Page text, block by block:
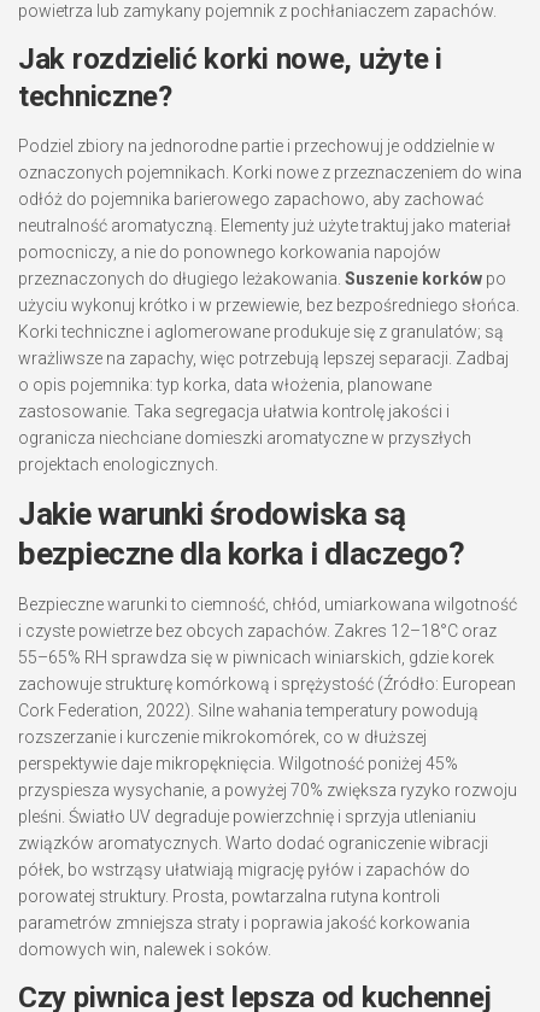
powietrza lub zamykany pojemnik z pochłaniaczem zapachów.
Jak rozdzielić korki nowe, użyte i
techniczne?
Podziel zbiory na jednorodne partie i przechowuj je oddzielnie w
oznaczonych pojemnikach. Korki nowe z przeznaczeniem do wina
odłóż do pojemnika barierowego zapachowo, aby zachować
neutralność aromatyczną. Elementy już użyte traktuj jako materiał
pomocniczy, a nie do ponownego korkowania napojów
przeznaczonych do długiego leżakowania. Suszenie korków po
użyciu wykonuj krótko i w przewiewie, bez bezpośredniego słońca.
Korki techniczne i aglomerowane produkuje się z granulatów; są
wrażliwsze na zapachy, więc potrzebują lepszej separacji. Zadbaj
o opis pojemnika: typ korka, data włożenia, planowane
zastosowanie. Taka segregacja ułatwia kontrolę jakości i
ogranicza niechciane domieszki aromatyczne w przyszłych
projektach enologicznych.
Jakie warunki środowiska są
bezpieczne dla korka i dlaczego?
Bezpieczne warunki to ciemność, chłód, umiarkowana wilgotność
i czyste powietrze bez obcych zapachów. Zakres 12–18°C oraz
55–65% RH sprawdza się w piwnicach winiarskich, gdzie korek
zachowuje strukturę komórkową i sprężystość (Źródło: European
Cork Federation, 2022). Silne wahania temperatury powodują
rozszerzanie i kurczenie mikrokomórek, co w dłuższej
perspektywie daje mikropęknięcia. Wilgotność poniżej 45%
przyspiesza wysychanie, a powyżej 70% zwiększa ryzyko rozwoju
pleśni. Światło UV degraduje powierzchnię i sprzyja utlenianiu
związków aromatycznych. Warto dodać ograniczenie wibracji
półek, bo wstrząsy ułatwiają migrację pyłów i zapachów do
porowatej struktury. Prosta, powtarzalna rutyna kontroli
parametrów zmniejsza straty i poprawia jakość korkowania
domowych win, nalewek i soków.
Czy piwnica jest lepsza od kuchennej